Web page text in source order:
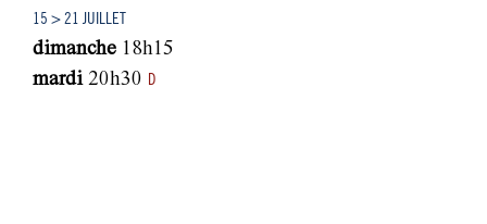
15 > 21 JUILLET
dimanche 18h15
mardi 20h30 D